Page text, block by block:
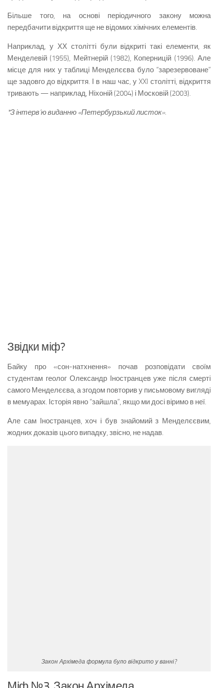
Більше того, на основі періодичного закону можна
передбачити відкриття ще не відомих хімічних елементів.
Наприклад, у ХХ столітті були відкриті такі елементи, як
Менделевій (1955), Мейтнерій (1982), Коперницій (1996). Але
місце для них у таблиці Менделєєва було “зарезервоване”
ще задовго до відкриття. І в наш час, у XXI столітті, відкриття
тривають — наприклад, Ніхоній (2004) і Московій (2003).
*З інтерв’ю виданню «Петербурзький листок».
Звідки міф?
Байку про «сон-натхнення» почав розповідати своїм
студентам геолог Олександр Іностранцев уже після смерті
самого Менделєєва, а згодом повторив у письмовому вигляді
в мемуарах. Історія явно “зайшла”, якщо ми досі віримо в неї.
Але сам Іностранцев, хоч і був знайомий з Менделєєвим,
жодних доказів цього випадку, звісно, не надав.
Закон Архімеда формула було відкрито у ванні?